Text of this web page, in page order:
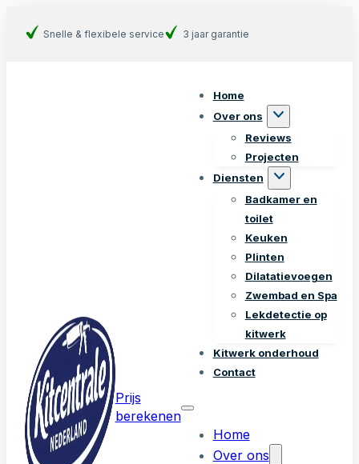
Snelle & flexibele service 3 jaar garantie
Home
Over ons
Reviews
Projecten
Diensten
Badkamer en
toilet
Keuken
Plinten
Dilatatievoegen
Zwembad en Spa
Lekdetectie op
kitwerk
Kitwerk onderhoud
Contact
Home
Over ons
Prijs
berekenen